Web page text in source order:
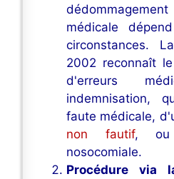
médicale
circonstances.
2002 reconnaît
d'erreurs
indemnisation,
faute médicale,
non fautif, ou
nosocomiale.
Procédure via